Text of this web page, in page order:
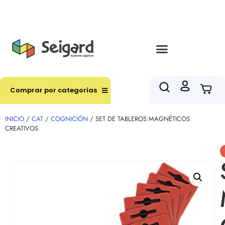
Comprar por categorías
INICIO / CAT / COGNICIÓN / SET DE TABLEROS MAGNÉTICOS
CREATIVOS